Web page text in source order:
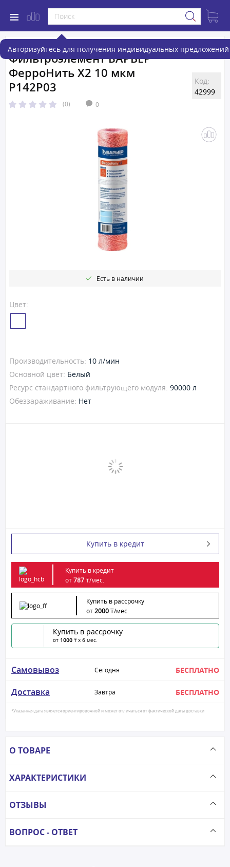
Авторизуйтесь для получения индивидуальных предложений
Фильтроэлемент БАРЬЕР
ФерроНить Х2 10 мкм
Р142Р03
(0) 0
Код:
42999
Цвет:
Есть в наличии
Производительность: 10 л/мин
Основной цвет: Белый
Ресурс стандартного фильтрующего модуля: 90000 л
Обеззараживание: Нет
Купить в кредит
Купить в кредит
от787₸/мес.
Купить в рассрочку
от2000₸/мес.
Купить в рассрочку
от 1000 ₸ x 6 мес.
Самовывоз Сегодня БЕСПЛАТНО
Доставка Завтра БЕСПЛАТНО
*Указанная дата является ориентировочной и может отличаться от фактической даты доставки
О ТОВАРЕ
ХАРАКТЕРИСТИКИ
ОТЗЫВЫ
ВОПРОС - ОТВЕТ